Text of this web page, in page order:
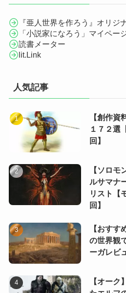
『亜人世界を作ろう』オリジ
「小説家になろう」マイペー
読書メーター
lit.Link
人気記事
【創作資
１７２選
回】
【ソロモ
ルサマナ
リスト【
回】
【おすす
の世界観
ーガレビ
【オーク